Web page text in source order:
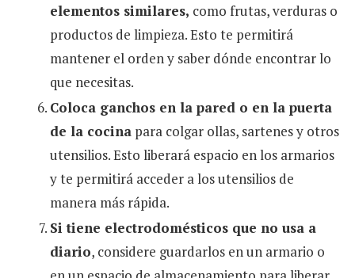
elementos similares, como frutas, verduras o
productos de limpieza. Esto te permitirá
mantener el orden y saber dónde encontrar lo
que necesitas.
Coloca ganchos en la pared o en la puerta
de la cocina para colgar ollas, sartenes y otros
utensilios. Esto liberará espacio en los armarios
y te permitirá acceder a los utensilios de
manera más rápida.
Si tiene electrodomésticos que no usa a
diario, considere guardarlos en un armario o